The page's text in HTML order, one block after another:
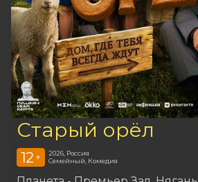
Старый орёл
12 +
2026, Россия
Семейный, Комедия